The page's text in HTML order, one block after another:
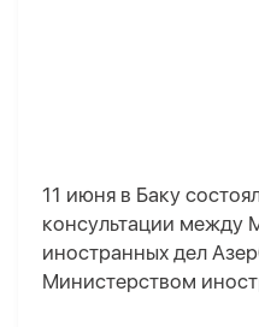
11 июня в Баку
консультации между
иностранных дел
Министерством